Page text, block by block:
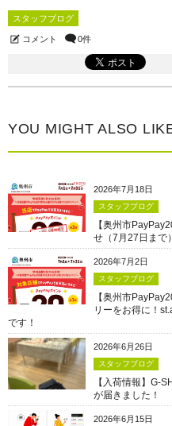
スタッフブログ
コメント 0件
YOU MIGHT ALSO
2026年7月18日
スタッフブログ
【奥州市
せ（7月27日まで）
2026年7月2日
スタッフブログ
【奥州市
リーをお得に！
です！
2026年6月26日
スタッフブログ
【入荷情報】G-
が届きました！
2026年6月15日